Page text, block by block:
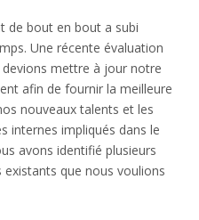
de bout en bout a subi
Une récente évaluation
mettre à jour notre
afin de fournir la meilleure
nouveaux talents et les
internes impliqués dans le
avons identifié plusieurs
que nous voulions